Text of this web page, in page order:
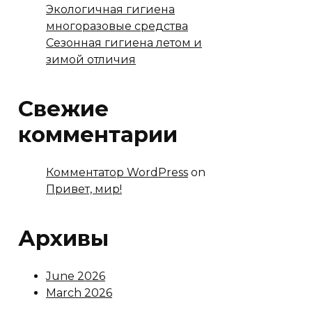
Экологичная гигиена
многоразовые средства
Сезонная гигиена летом и
зимой отличия
Свежие
комментарии
Комментатор WordPress on
Привет, мир!
Архивы
June 2026
March 2026